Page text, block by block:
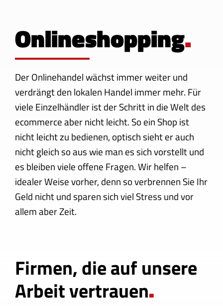
Onlineshopping.
Der Onlinehandel wächst immer weiter und
verdrängt den lokalen Handel immer mehr. Für
viele Einzelhändler ist der Schritt in die Welt des
ecommerce aber nicht leicht. So ein Shop ist
nicht leicht zu bedienen, optisch sieht er auch
nicht gleich so aus wie man es sich vorstellt und
es bleiben viele offene Fragen. Wir helfen –
idealer Weise vorher, denn so verbrennen Sie Ihr
Geld nicht und sparen sich viel Stress und vor
allem aber Zeit.
Firmen, die auf unsere
Arbeit vertrauen.